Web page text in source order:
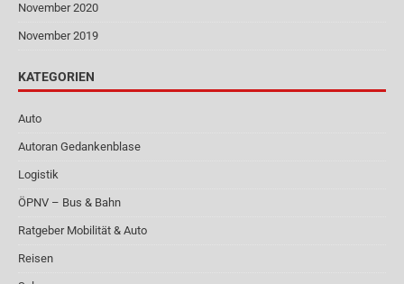
November 2020
November 2019
KATEGORIEN
Auto
Autoran Gedankenblase
Logistik
ÖPNV – Bus & Bahn
Ratgeber Mobilität & Auto
Reisen